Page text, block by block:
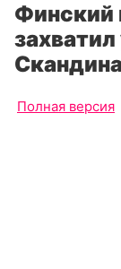
Финский
Полная версия